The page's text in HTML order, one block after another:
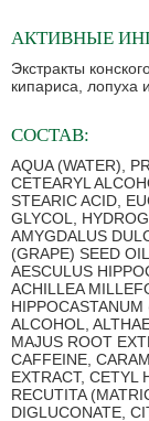
АКТИВНЫЕ
Экстракты
кипариса, лопуха
СОСТАВ:
AQUA (WATER),
CETEARYL
STEARIC ACID,
GLYCOL,
AMYGDALUS
(GRAPE) SEED
AESCULUS
ACHILLEA
ALCOHOL,
MAJUS ROOT
CAFFEINE,
EXTRACT, CETYL
RECUTITA
DIGLUCONATE,